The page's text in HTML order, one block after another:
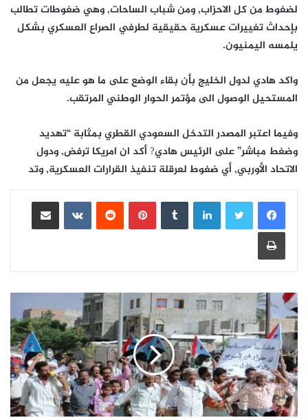
لضغوط من كل الاحزاب, ومن شباب الساحات, وهي ضغوطات تطالب
بإحداث تغييرات عسكرية حقيقية لطرفي الصراع العسكري بشكل
يلمسه اليمنيون.
واكد هادي لدول الخليج بأن بقاء الوضع على ما هو عليه يجعل من
المستحيل الوصول الى مؤتمر الحوار الوطني المرتقب.
وفيما اعتبر المصدر التدخل السعودي القطري بمثابة “تهديد
وضغط مباشر” على الرئيس هادي? أكد ان امريكا ترفض, ودول
الاتحاد الأوربي, أي ضغوط لعرقلة تنفيذ القرارات العسكرية, وتد
لينكدإن بينتيريست
مشاركة عبر البريد
طباعة